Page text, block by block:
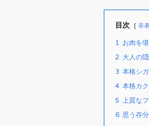
目次 非
1 お肉を
2 大人の
3 本格シ
4 本格カ
5 上質な
6 思う存